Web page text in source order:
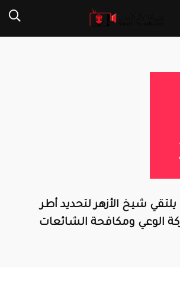
يلتقي شيخ الأزهر لتحديد أطر
الوعي ومكافحة الشائعات